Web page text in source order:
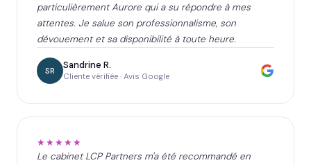
particulièrement Aurore qui a su répondre à mes
attentes. Je salue son professionnalisme, son
dévouement et sa disponibilité à toute heure.
SR Sandrine R.
Cliente vérifiée · Avis Google
★★★★★
Le cabinet LCP Partners m'a été recommandé en